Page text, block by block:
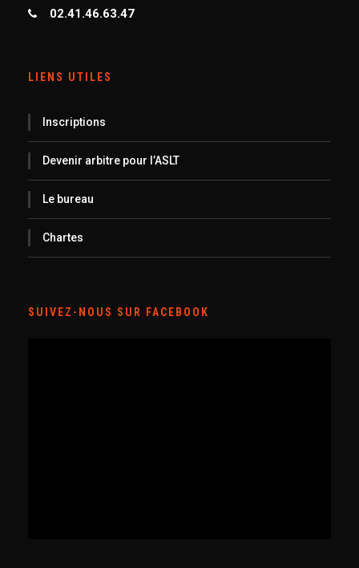
02.41.46.63.47
LIENS UTILES
Inscriptions
Devenir arbitre pour l’ASLT
Le bureau
Chartes
SUIVEZ-NOUS SUR FACEBOOK